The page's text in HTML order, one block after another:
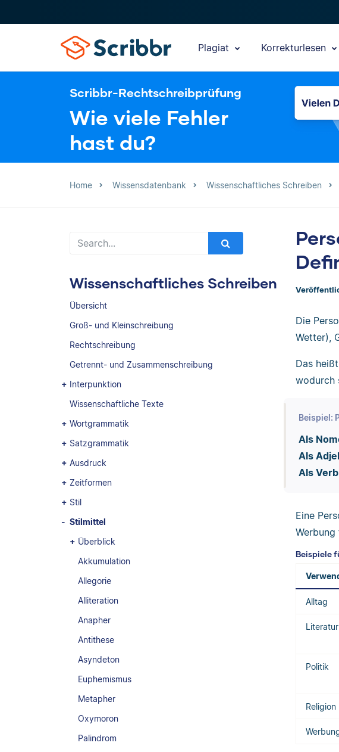
Plagiat Korrekturlesen
Scribbr-Rechtschreibprüfung
Wie viele Fehler
hast du?
Home Wissensdatenbank Wissenschaftliches Schreiben
Wissenschaftliches Schreiben
Übersicht
Groß- und Kleinschreibung
Rechtschreibung
Getrennt- und Zusammenschreibung
Interpunktion
Wissenschaftliche Texte
Wortgrammatik
Satzgrammatik
Ausdruck
Zeitformen
Stil
Stilmittel
Überblick
Akkumulation
Allegorie
Alliteration
Anapher
Antithese
Asyndeton
Euphemismus
Metapher
Oxymoron
Palindrom
Die
Wetter),
Das
wodurch
Beispiel:
Als
Als
Als
Eine
Werbung
Beispiele
Alltag
Literatur
Politik
Religion